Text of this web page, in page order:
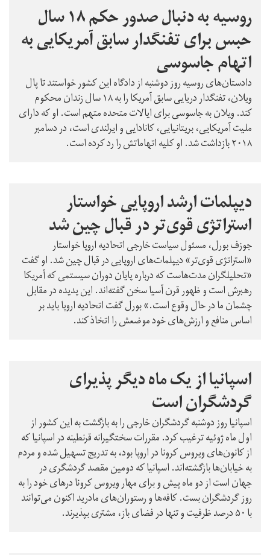
روسیه به دنبال صدور حکم ۱۸ سال
حبس برای تفنگدار سابق آمریکایی به
اتهام جاسوسی
دادستان‌های روسیه روز دوشنبه از دادگاه این کشور خواستند تا پال
ویلان، تفنگدار دریایی سابق آمریکا را به ۱۸ سال زندان محکوم
کند. ویلان به جاسوسی برای ایالات متحده متهم است. او که دارای
ملیت آمریکایی، بریتانیایی، کانادایی و ایرلندی است، در دسامبر
۲۰۱۸ بازداشت شد. او کلیه اتهاماتش را رد کرده است.
دیپلمات ارشد اروپایی خواستار
استراتژی قوی‌تر در قبال چین شد
جوزف بورل، مسئول سیاست خارجی اتحادیه اروپا خواستار
«استراتژی قوی‌تر» دیپلمات‌های اروپایی در قبال چین شد. او گفت
«تحلیلگران مدت‌هاست که درباره پایان دوران سیستمی که آمریکا
رهبرش است و ظهور قرن آسیا سخن گفته‌اند. این پدیده در مقابل
چشمان ما در حال وقوع است.»‌ بورل گفت اتحادیه اروپا باید بر
اساس منافع و ارزش‌های خود موضعش را اتخاذ کند.
اسپانیا از یک ماه دیگر پذیرای
گردشگران است
اسپانیا روز دوشنبه گردشگران خارجی را به بازگشت به این کشور از
اول ماه ژوئیه ترغیب کرد. مقررات سختگیرانه قرنطینه در اسپانیا که
از کانون‌های ویروس کرونا در اروپا بود، به تدریج تسهیل شده و مردم
به خیابان‌ها بازگشته‌اند. اسپانیا که دومین مقصد گردشگری در
جهان است از دو ماه پیش و برای مهار ویروس کرونا درهای خود را به
روز گردشگران بست. کافه‌ها و رستوران‌های مادرید اکنون می‌توانند
با ۵۰ درصد ظرفیت و تنها در فضای باز، مشتری بپذیرند.